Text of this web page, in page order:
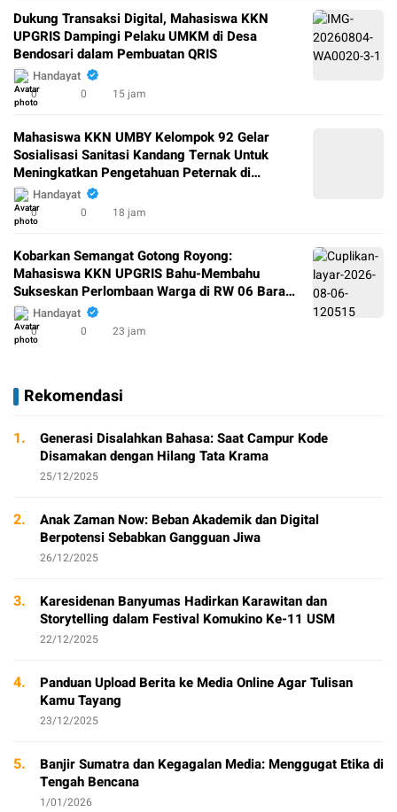
Dukung Transaksi Digital, Mahasiswa KKN
UPGRIS Dampingi Pelaku UMKM di Desa
Bendosari dalam Pembuatan QRIS
Handayat
0 0 15 jam
Mahasiswa KKN UMBY Kelompok 92 Gelar
Sosialisasi Sanitasi Kandang Ternak Untuk
Meningkatkan Pengetahuan Peternak di
Padukuhan Salam
Handayat
0 0 18 jam
Kobarkan Semangat Gotong Royong:
Mahasiswa KKN UPGRIS Bahu-Membahu
Sukseskan Perlombaan Warga di RW 06 Baran
JurangHandayat
0 0 23 jam
Rekomendasi
1.
Generasi Disalahkan Bahasa: Saat Campur Kode
Disamakan dengan Hilang Tata Krama
25/12/2025
2.
Anak Zaman Now: Beban Akademik dan Digital
Berpotensi Sebabkan Gangguan Jiwa
26/12/2025
3.
Karesidenan Banyumas Hadirkan Karawitan dan
Storytelling dalam Festival Komukino Ke-11 USM
22/12/2025
4.
Panduan Upload Berita ke Media Online Agar Tulisan
Kamu Tayang
23/12/2025
5.
Banjir Sumatra dan Kegagalan Media: Menggugat Etika di
Tengah Bencana
1/01/2026